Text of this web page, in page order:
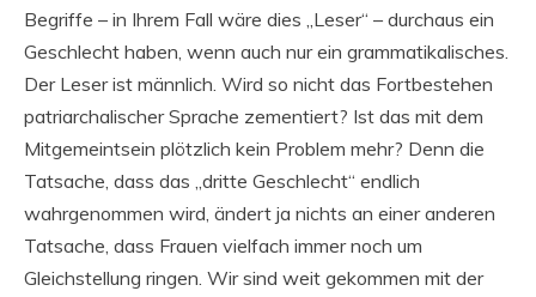
Begriffe – in Ihrem Fall wäre dies „Leser“ – durchaus ein
Geschlecht haben, wenn auch nur ein grammatikalisches.
Der Leser ist männlich. Wird so nicht das Fortbestehen
patriarchalischer Sprache zementiert? Ist das mit dem
Mitgemeintsein plötzlich kein Problem mehr? Denn die
Tatsache, dass das „dritte Geschlecht“ endlich
wahrgenommen wird, ändert ja nichts an einer anderen
Tatsache, dass Frauen vielfach immer noch um
Gleichstellung ringen. Wir sind weit gekommen mit der